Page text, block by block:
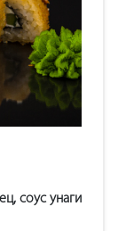
соус унаги